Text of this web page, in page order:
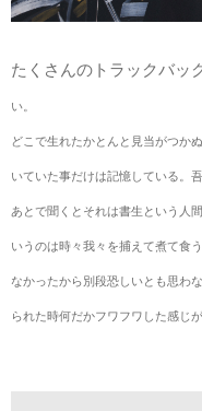
たくさんのトラックバッ
い。
どこで生れたかとんと見当がつか
いていた事だけは記憶している。
あとで聞くとそれは書生という人
いうのは時々我々を捕えて煮て食
なかったから別段恐しいとも思わ
られた時何だかフワフワした感じ